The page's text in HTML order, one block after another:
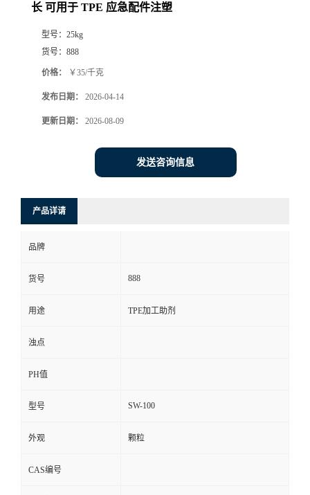
长 可用于 TPE 应急配件注塑
型号： 25kg
货号： 888
价格： ￥35/千克
发布日期： 2026-04-14
更新日期： 2026-08-09
发送咨询信息
产品详请
品牌
货号 888
用途 TPE加工助剂
浊点
PH值
型号 SW-100
外观 颗粒
CAS编号